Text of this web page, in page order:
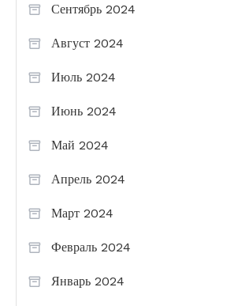
Сентябрь 2024
Август 2024
Июль 2024
Июнь 2024
Май 2024
Апрель 2024
Март 2024
Февраль 2024
Январь 2024